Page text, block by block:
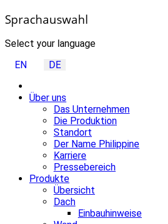
Sprachauswahl
Select your language
EN
DE
Über uns
Das Unternehmen
Die Produktion
Standort
Der Name Philippine
Karriere
Pressebereich
Produkte
Übersicht
Dach
Einbauhinweise